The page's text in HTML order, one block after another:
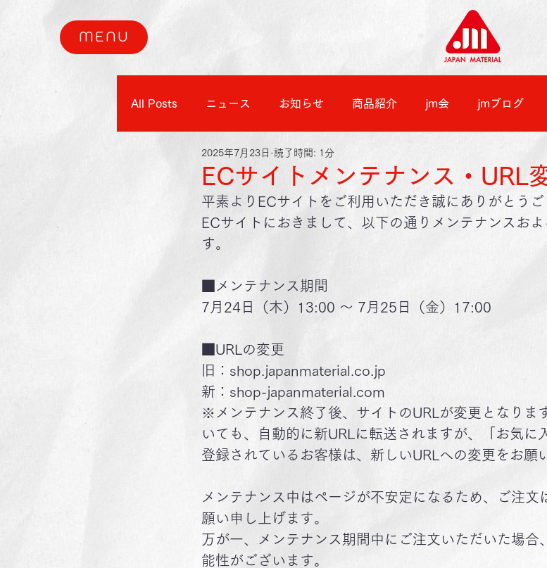
MENU
All Posts ニュース お知らせ 商品紹介 jm会 jmブログ
ECサイトメンテナンス・URL
2025年7月23日 読了時間: 1分
平素よりECサイトをご利用いただき誠にありがとうご
ECサイトにおきまして、以下の通りメンテナンスお
す。
■メンテナンス期間
7月24日（木）13:00 ～ 7月25日（金）17:00
■URLの変更
旧：shop.japanmaterial.co.jp
新：shop-japanmaterial.com
※メンテナンス終了後、サイトのURLが変更となりま
いても、自動的に新URLに転送されますが、「お気に
登録されているお客様は、新しいURLへの変更をお願
メンテナンス中はページが不安定になるため、ご注文
願い申し上げます。
万が一、メンテナンス期間中にご注文いただいた場合
能性がございます。